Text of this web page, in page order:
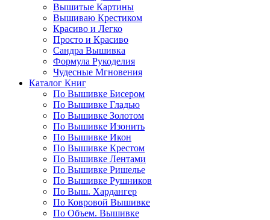
Вышитые Картины
Вышиваю Крестиком
Красиво и Легко
Просто и Красиво
Сандра Вышивка
Формула Рукоделия
Чудесные Мгновения
Каталог Книг
По Вышивке Бисером
По Вышивке Гладью
По Вышивке Золотом
По Вышивке Изонить
По Вышивке Икон
По Вышивке Крестом
По Вышивке Лентами
По Вышивке Ришелье
По Вышивке Рушников
По Выш. Хардангер
По Ковровой Вышивке
По Объем. Вышивке